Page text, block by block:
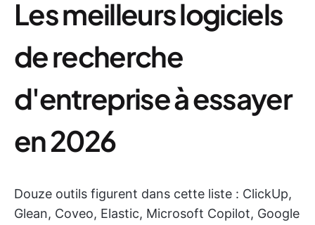
Les meilleurs logiciels
de recherche
d'entreprise à essayer
en 2026
Douze outils figurent dans cette liste : ClickUp,
Glean, Coveo, Elastic, Microsoft Copilot, Google